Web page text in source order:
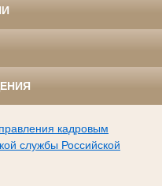
кадровым
службы Российской